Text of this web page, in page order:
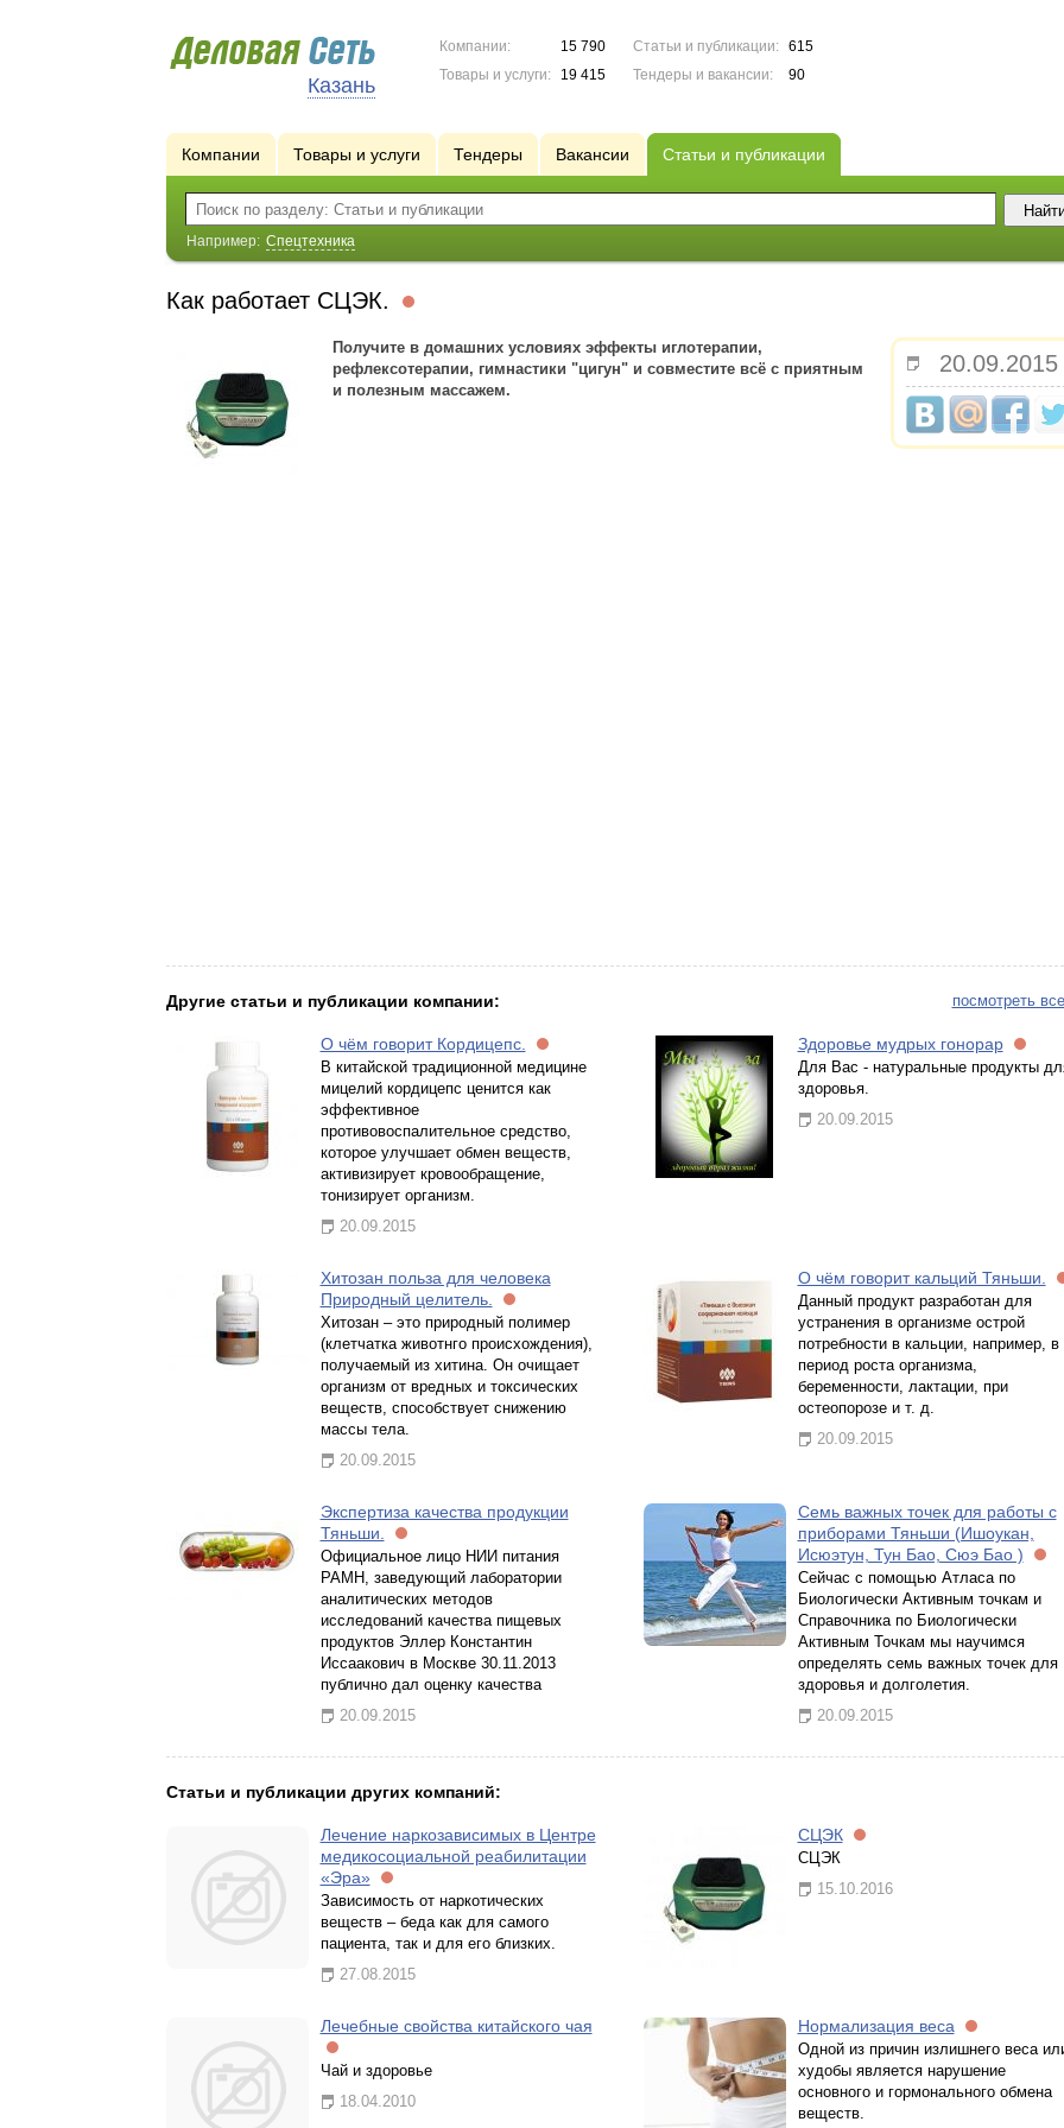
Казань
Компании:
15 790
Товары и услуги:
19 415
Статьи и публикации:
615
Тендеры и вакансии:
90
Компании Товары и услуги Тендеры Вакансии Статьи и публикации
Например: Спецтехника
Как работает СЦЭК.
20.09.2015
Получите в домашних условиях эффекты иглотерапии,
рефлексотерапии, гимнастики "цигун" и совместите всё с приятным
и полезным массажем.
посмотреть
Другие статьи и публикации компании:
О чём говорит Кордицепс.
В китайской традиционной медицине
мицелий кордицепс ценится как
эффективное
противовоспалительное средство,
которое улучшает обмен веществ,
активизирует кровообращение,
тонизирует организм.
20.09.2015
Здоровье мудрых гонорар
Для Вас - натуральные продукты
здоровья.
20.09.2015
Хитозан польза для человека
Природный целитель.
Хитозан – это природный полимер
(клетчатка животнго происхождения),
получаемый из хитина. Он очищает
организм от вредных и токсических
веществ, способствует снижению
массы тела.
20.09.2015
О чём говорит кальций Тяньши.
Данный продукт разработан для
устранения в организме острой
потребности в кальции, например, в
период роста организма,
беременности, лактации, при
остеопорозе и т. д.
20.09.2015
Экспертиза качества продукции
Тяньши.
Официальное лицо НИИ питания
РАМН, заведующий лаборатории
аналитических методов
исследований качества пищевых
продуктов Эллер Константин
Иссаакович в Москве 30.11.2013
публично дал оценку качества
20.09.2015
Семь важных точек для работы с
приборами Тяньши (Ишоукан,
Исюэтун, Тун Бао, Сюэ Бао )
Сейчас с помощью Атласа по
Биологически Активным точкам и
Справочника по Биологически
Активным Точкам мы научимся
определять семь важных точек для
здоровья и долголетия.
20.09.2015
Статьи и публикации других компаний:
Лечение наркозависимых в Центре
медикосоциальной реабилитации
«Эра»
Зависимость от наркотических
веществ – беда как для самого
пациента, так и для его близких.
27.08.2015
СЦЭК
СЦЭК
15.10.2016
Лечебные свойства китайского чая
Чай и здоровье
18.04.2010
Нормализация веса
Одной из причин излишнего веса
худобы является нарушение
основного и гормонального обмена
веществ.